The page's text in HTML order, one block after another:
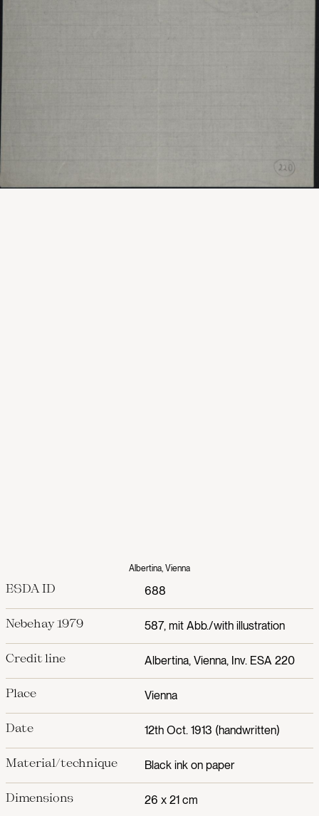
Albertina, Vienna
ESDA ID 688
Nebehay 1979 587, mit Abb./with illustration
Credit line Albertina, Vienna, Inv. ESA 220
Place Vienna
Date 12th Oct. 1913 (handwritten)
Material/technique Black ink on paper
Dimensions 26 x 21 cm